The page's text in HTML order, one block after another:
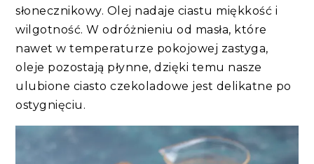
słonecznikowy. Olej nadaje ciastu miękkość i
wilgotność. W odróżnieniu od masła, które
nawet w temperaturze pokojowej zastyga,
oleje pozostają płynne, dzięki temu nasze
ulubione ciasto czekoladowe jest delikatne po
ostygnięciu​.